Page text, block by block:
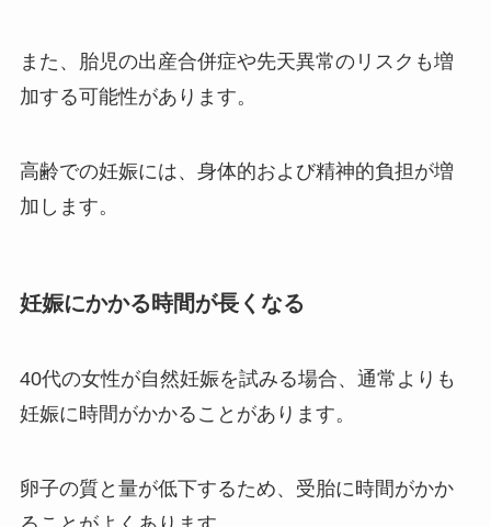
また、胎児の出産合併症や先天異常のリスクも増
加する可能性があります。
高齢での妊娠には、身体的および精神的負担が増
加します。
妊娠にかかる時間が長くなる
40代の女性が自然妊娠を試みる場合、通常よりも
妊娠に時間がかかることがあります。
卵子の質と量が低下するため、受胎に時間がかか